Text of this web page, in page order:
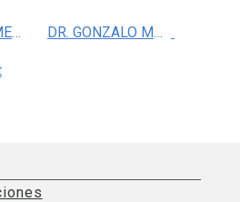
DRA. KARINA MENDOZA ANGELES DR. GONZALO MONTOYA AYALA